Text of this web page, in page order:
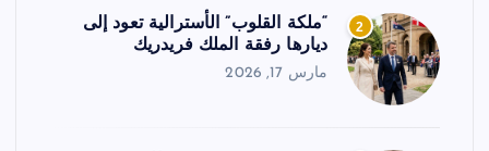
2
“ملكة القلوب” الأسترالية تعود إلى
ديارها رفقة الملك فريدريك
مارس 17, 2026